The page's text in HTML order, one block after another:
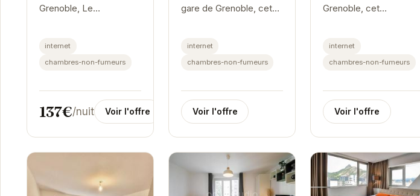
Grenoble, Le
et spacieux pour 8
personnes. Avec son
internet
chambres-non-fumeurs
137€/nuit Voir l'offre
gare de Grenoble, cet
Avec un lit double
confortable, il est idéal
internet
chambres-non-fumeurs
Voir l'offre
Grenoble, cet
confortable et moderne.
Avec ses trois
internet
chambres-non-fumeurs
Voir l'offre